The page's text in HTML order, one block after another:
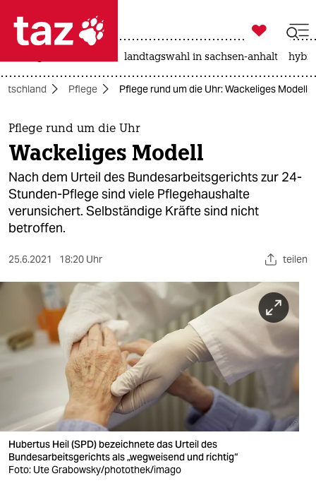
 taz zahl ich
taz zahl ich
themen
politik
öko
gesellschaft
kultur
sport
berlin
nord
wahrheit
verlag
verlag
veranstaltungen

taz zahl ich
landtagswahl in sachsen-anhalt
Pflege Pflege rund um die Uhr: Wackeliges Modell
Pflege rund um die Uhr
Wackeliges Modell
Nach dem Urteil des Bundesarbeitsgerichts zur 24-
Stunden-Pflege sind viele Pflegehaushalte
verunsichert. Selbständige Kräfte sind nicht
betroffen.
25.6.2021 18:20 Uhr teilen
Hubertus Heil (SPD) bezeichnete das Urteil des
Bundesarbeitsgerichts als „wegweisend und richtig“
Foto: Ute Grabowsky/photothek/imago